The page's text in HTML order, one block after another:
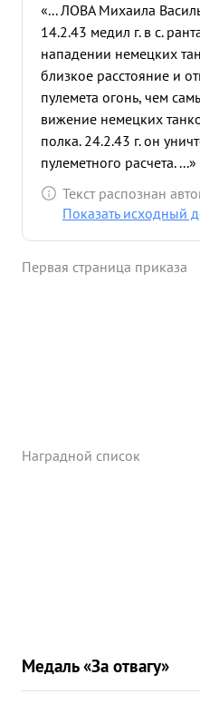
«... ЛОВА Михаила
14.2.43 медил г. в с.
нападении немецких
близкое расстояние и
пулемета огонь, чем
вижение немецких
полка. 24.2.43 г. он
пулеметного расчета. ...»
Текст распознан
Показать исходный
Первая страница приказа
Наградной список
Медаль «За отвагу»